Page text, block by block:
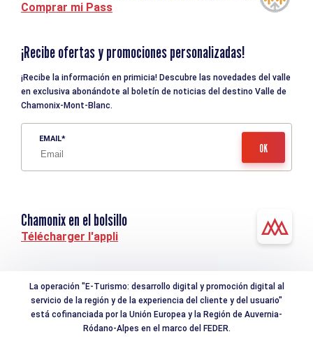
Comprar mi Pass
¡Recibe ofertas y promociones personalizadas!
¡Recibe la información en primicia! Descubre las novedades del valle
en exclusiva abonándote al boletín de noticias del destino Valle de
Chamonix-Mont-Blanc.
EMAIL
Chamonix en el bolsillo
Télécharger l'appli
La operación "E-Turismo: desarrollo digital y promoción digital al
servicio de la región y de la experiencia del cliente y del usuario"
está cofinanciada por la Unión Europea y la Región de Auvernia-
Ródano-Alpes en el marco del FEDER.